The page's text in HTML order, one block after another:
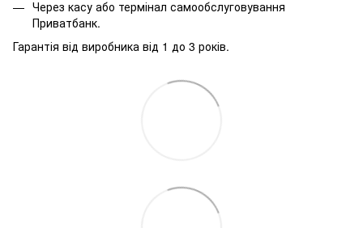
Через касу або термінал самообслуговування
Приватбанк.
Гарантія від виробника від 1 до 3 років.